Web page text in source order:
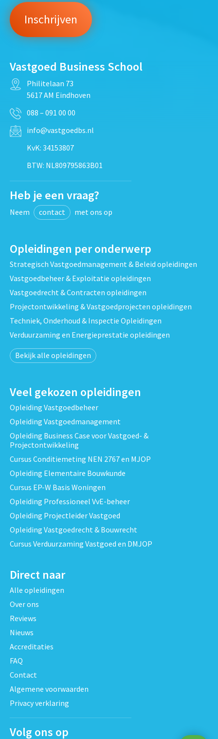
Vastgoed Business School
Philitelaan 73
5617 AM Eindhoven
088 – 091 00 00
info@vastgoedbs.nl
KvK: 34153807
BTW: NL809795863B01
Heb je een vraag?
Neem contact met ons op
Opleidingen per onderwerp
Strategisch Vastgoedmanagement & Beleid opleidingen
Vastgoedbeheer & Exploitatie opleidingen
Vastgoedrecht & Contracten opleidingen
Projectontwikkeling & Vastgoedprojecten opleidingen
Techniek, Onderhoud & Inspectie Opleidingen
Verduurzaming en Energieprestatie opleidingen
Bekijk alle opleidingen
Veel gekozen opleidingen
Opleiding Vastgoedbeheer
Opleiding Vastgoedmanagement
Opleiding Business Case voor Vastgoed- &
Projectontwikkeling
Cursus Conditiemeting NEN 2767 en MJOP
Opleiding Elementaire Bouwkunde
Cursus EP-W Basis Woningen
Opleiding Professioneel VvE-beheer
Opleiding Projectleider Vastgoed
Opleiding Vastgoedrecht & Bouwrecht
Cursus Verduurzaming Vastgoed en DMJOP
Direct naar
Alle opleidingen
Over ons
Reviews
Nieuws
Accreditaties
FAQ
Contact
Algemene voorwaarden
Privacy verklaring
Volg ons op